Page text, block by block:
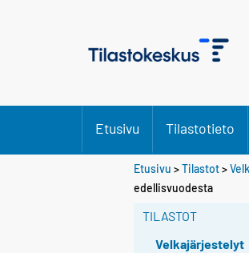
Etusivu Tilastotieto
Etusivu >Tilastot>
edellisvuodesta
TILASTOT
Velkajärjestelyt